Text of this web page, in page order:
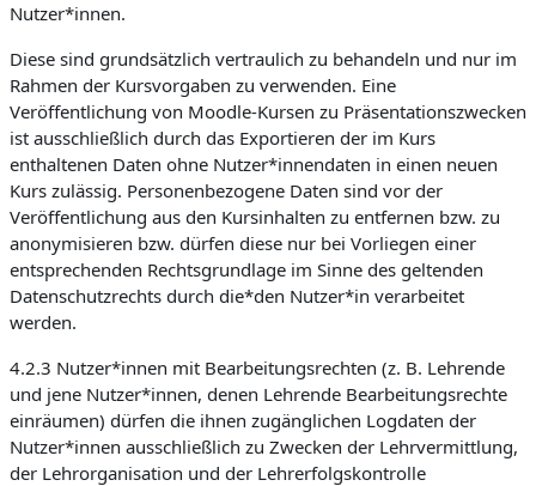
Nutzer*innen.
Diese sind grundsätzlich vertraulich zu behandeln und nur im
Rahmen der Kursvorgaben zu verwenden. Eine
Veröffentlichung von Moodle-Kursen zu Präsentationszwecken
ist ausschließlich durch das Exportieren der im Kurs
enthaltenen Daten ohne Nutzer*innendaten in einen neuen
Kurs zulässig. Personenbezogene Daten sind vor der
Veröffentlichung aus den Kursinhalten zu entfernen bzw. zu
anonymisieren bzw. dürfen diese nur bei Vorliegen einer
entsprechenden Rechtsgrundlage im Sinne des geltenden
Datenschutzrechts durch die*den Nutzer*in verarbeitet
werden.
4.2.3 Nutzer*innen mit Bearbeitungsrechten (z. B. Lehrende
und jene Nutzer*innen, denen Lehrende Bearbeitungsrechte
einräumen) dürfen die ihnen zugänglichen Logdaten der
Nutzer*innen ausschließlich zu Zwecken der Lehrvermittlung,
der Lehrorganisation und der Lehrerfolgskontrolle